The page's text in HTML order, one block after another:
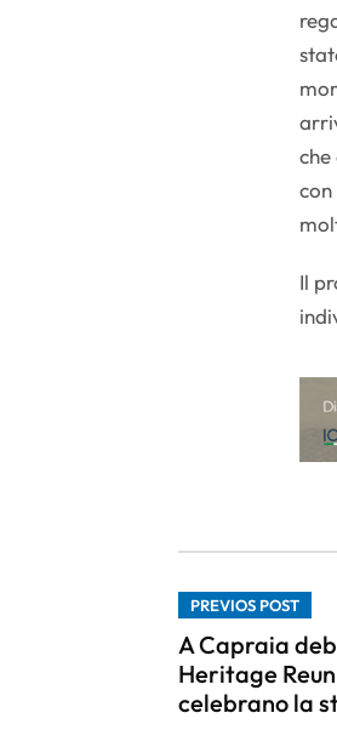
Il
PREVIOS POST
A Capraia
Heritage
celebrano la